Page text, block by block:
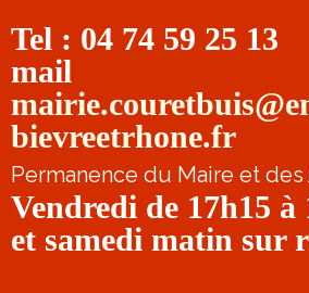
Tel : 04 74 59 25 13
mail
bievreetrhone.fr
Permanence du Maire et
Vendredi de 17h15 à
et samedi matin sur